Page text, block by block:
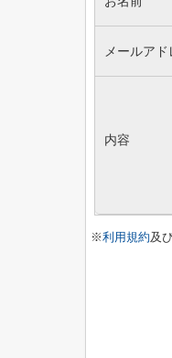
メールアド
内容
※利用規約及